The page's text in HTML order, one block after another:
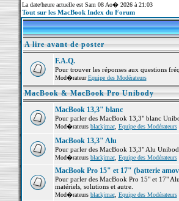
La date/heure actuelle est Sam 08 Ao� 2026 à 21:03
Tout sur les MacBook Index du Forum
A lire avant de poster
F.A.Q.
Pour trouver les réponses aux questions
Mod�rateurEquipe des Modérateurs
MacBook & MacBook Pro Unibody
MacBook 13,3" blanc
Pour parler des MacBook 13,3" blanc
Mod�rateurs blackjmac, Equipe des Modérateurs
MacBook 13,3" Alu
Pour parler des MacBook 13,3" Alu
Mod�rateurs blackjmac, Equipe des Modérateurs
MacBook Pro 15" et 17" (batterie
Pour parler des MacBook Pro 15" et 17"
matériels, solutions et autre.
Mod�rateurs blackjmac, Equipe des Modérateurs